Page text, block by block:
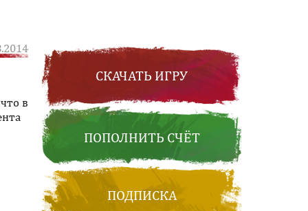
в
СКАЧАТЬ ИГРУ
ПОПОЛНИТЬ СЧЁТ
ПОДПИСКА